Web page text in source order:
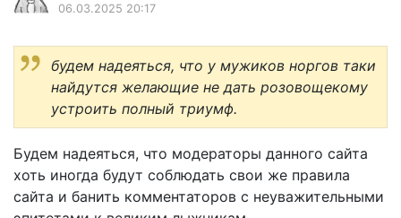
06.03.2025 20:17
будем надеяться, что у мужиков норгов таки
найдутся желающие не дать розовощекому
устроить полный триумф.
Будем надеяться, что модераторы данного сайта
хоть иногда будут соблюдать свои же правила
сайта и банить комментаторов с неуважительными